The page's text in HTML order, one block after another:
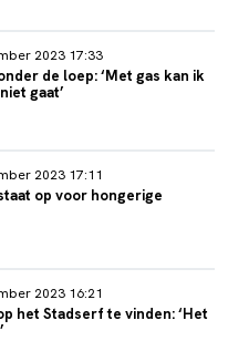
2023 17:33
de loep: ‘Met gas kan ik
gaat’
2023 17:11
op voor hongerige
2023 16:21
het Stadserf te vinden: ‘Het